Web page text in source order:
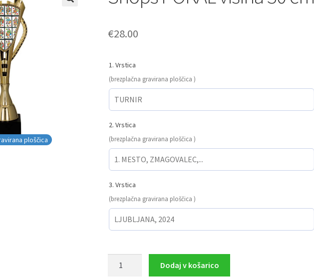
ploščica
€28.00
1. Vrstica
(brezplačna gravirana ploščica )
2. Vrstica
(brezplačna gravirana ploščica )
3. Vrstica
(brezplačna gravirana ploščica )
Dodaj v košarico